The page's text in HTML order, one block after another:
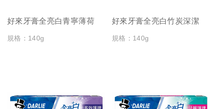
好來牙膏全亮白青寧薄荷
規格：140g
好來牙膏全亮白竹炭深潔
規格：140g